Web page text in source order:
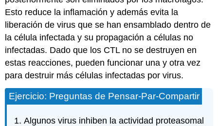
Esto reduce la inflamación y además evita la
liberación de virus que se han ensamblado dentro de
la célula infectada y su propagación a células no
infectadas. Dado que los CTL no se destruyen en
estas reacciones, pueden funcionar una y otra vez
para destruir más células infectadas por virus.
Ejercicio: Preguntas de Pensar-Par-Compartir
Algunos virus inhiben la actividad proteasomal